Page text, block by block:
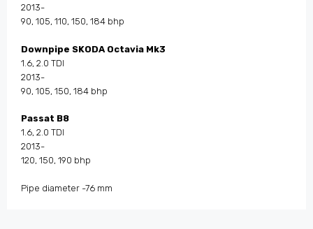
2013-
90, 105, 110, 150, 184 bhp
Downpipe SKODA Octavia Mk3
1.6, 2.0 TDI
2013-
90, 105, 150, 184 bhp
Passat B8
1.6, 2.0 TDI
2013-
120, 150, 190 bhp
Pipe diameter -76 mm